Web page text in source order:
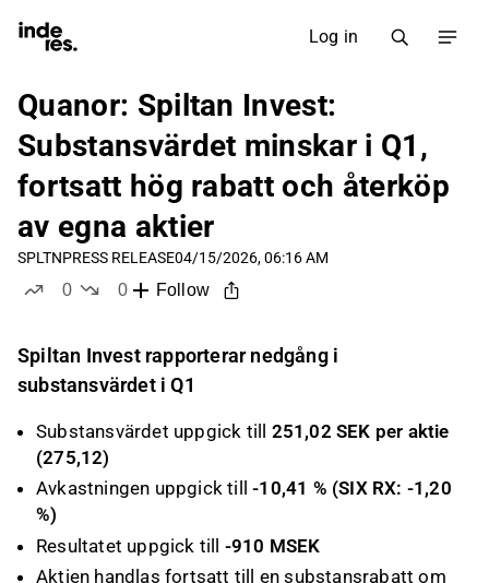
Log in
Quanor: Spiltan Invest:
Substansvärdet minskar i Q1,
fortsatt hög rabatt och återköp
av egna aktier
SPLTNPRESS RELEASE04/15/2026, 06:16 AM
0
0
Follow
Spiltan Invest rapporterar nedgång i
substansvärdet i Q1
Substansvärdet uppgick till 251,02 SEK per aktie
(275,12)
Avkastningen uppgick till-10,41 % (SIX RX: -1,20
%)
Resultatet uppgick till -910 MSEK
Aktien handlas fortsatt till en substansrabatt om